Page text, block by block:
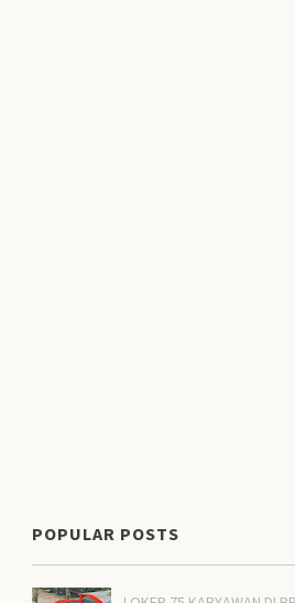
POPULAR POSTS